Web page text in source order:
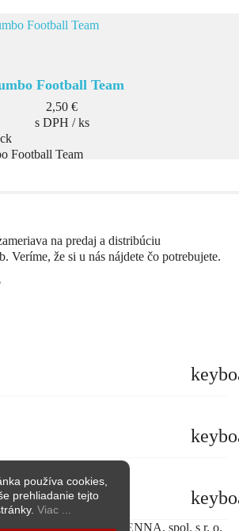
Football Team
Cena
2,50 €
s DPH / ks
Football Team
na predaj a distribúciu
Veríme, že si u nás nájdete čo potrebujete.
používa cookies,
prehliadanie tejto
Viac ...
vyhradené pre KAENNA, spol. s r. o.